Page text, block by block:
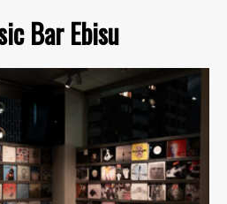
Bar Ebisu